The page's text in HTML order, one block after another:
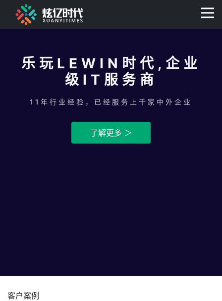
乐玩LEWIN时代,企业
级IT服务商
11年行业经验，已经服务上千家中外企业
了解更多 ＞
客户案例